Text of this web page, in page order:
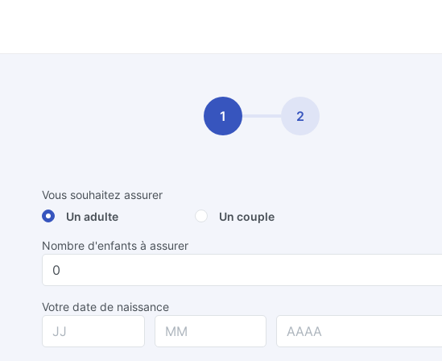
1 2
Vous souhaitez assurer
Un adulte
Un couple
Nombre d'enfants à assurer
Votre date de naissance